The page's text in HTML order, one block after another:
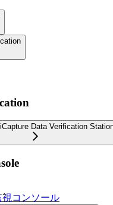
Data Verification
コンソール